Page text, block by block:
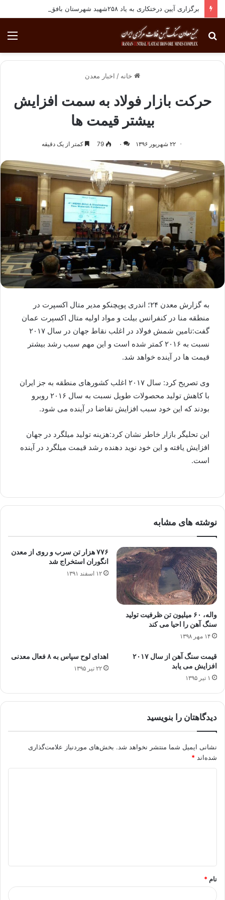
برگزاری آیین درختکاری به یاد ۲۵۸شهید شهرستان بافق
جستجو
برای
خانه / اخبار معدن
حرکت بازار فولاد به سمت افزایش
بیشتر قیمت ها
۲۲ شهریور ۱۳۹۶ ۰ 79 کمتر از یک دقیقه
به گزارش معدن ۲۴؛ اندری پوپچنکو مدیر متال اکسپرت در
منطقه منا در کنفرانس بیلت و مواد اولیه متال اکسپرت عمان
گفت:تامین شمش فولاد در اغلب نقاط جهان در سال ۲۰۱۷
نسبت به ۲۰۱۶ کمتر شده است و این مهم سبب رشد بیشتر
قیمت ها در آینده خواهد شد.
وی تصریح کرد: سال ۲۰۱۷ اغلب کشورهای منطقه به جز ایران
با کاهش تولید محصولات طویل نسبت به سال ۲۰۱۶ روبرو
بودند که این خود سبب افزایش تقاضا در آینده می شود.
این تحلیگر بازار خاطر نشان کرد:هزینه تولید میلگرد در جهان
افزایش یافته و این خود نوید دهنده رشد قیمت میلگرد در آینده
است.
نوشته های مشابه
واله، ۶۰ میلیون تن ظرفیت تولید
سنگ آهن را احیا می کند
۱۴ مهر ۱۳۹۸
۷۷۶ هزار تن سرب و روی از معدن
انگوران استخراج شد
۱۲ اسفند ۱۳۹۱
قیمت سنگ آهن از سال ۲۰۱۷
افزایش می یابد
۱ تیر ۱۳۹۵
اهدای لوح سپاس به ۸ فعال معدنی
۲۲ تیر ۱۳۹۵
دیدگاهتان را بنویسید
نشانی ایمیل شما منتشر نخواهد شد. بخش‌های موردنیاز علامت‌گذاری
شده‌اند *
*
نام *